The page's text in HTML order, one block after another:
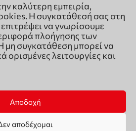
καλύτερη εμπειρία,
Η συγκατάθεσή σας στη
να γνωρίσουμε
πλοήγησης των
μη συγκατάθεση μπορεί να
ορισμένες λειτουργίες και
Αποδοχή
αποδέχομαι